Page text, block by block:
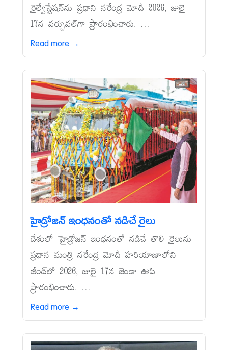
రైల్వేస్టేషన్‌ను ప్రధాని నరేంద్ర మోదీ 2026, జులై
17న వర్చువల్‌గా ప్రారంభించారు. ...
Read more →
హైడ్రోజన్‌ ఇంధనంతో నడిచే రైలు
దేశంలో హైడ్రోజన్‌ ఇంధనంతో నడిచే తొలి రైలును
ప్రధాన మంత్రి నరేంద్ర మోదీ హరియాణాలోని
జీంద్‌లో 2026, జులై 17న జెండా ఊపి
ప్రారంభించారు. ...
Read more →